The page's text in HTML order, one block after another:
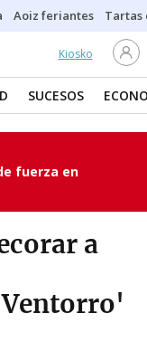
Aoiz feriantes Tartas
Kiosko
SUCESOS
fuerza en
a